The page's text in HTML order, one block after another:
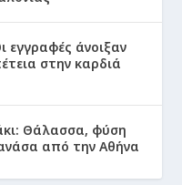
εγγραφές άνοιξαν
στην καρδιά
Θάλασσα, φύση
από την Αθήνα